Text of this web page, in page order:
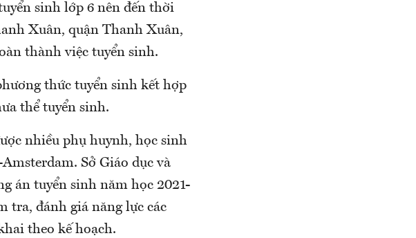
sinh lớp 6 nên đến thời
Xuân, quận Thanh Xuân,
thành việc tuyển sinh.
thức tuyển sinh kết hợp
thể tuyển sinh.
nhiều phụ huynh, học sinh
Sở Giáo dục và
án tuyển sinh năm học 2021-
tra, đánh giá năng lực các
theo kế hoạch.